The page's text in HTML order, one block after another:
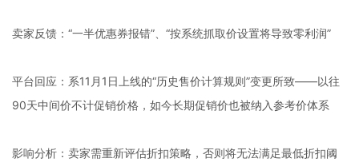
卖家反馈：“一半优惠券报错”、“按系统抓取价设置将导致零利润”
平台回应：系11月1日上线的“历史售价计算规则”变更所致——以往
90天中间价不计促销价格，如今长期促销价也被纳入参考价体系
影响分析：卖家需重新评估折扣策略，否则将无法满足最低折扣阈